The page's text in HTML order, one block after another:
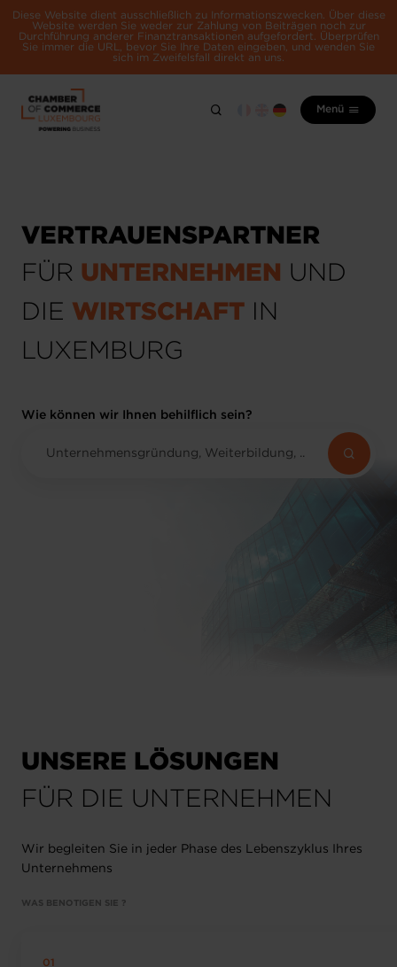
Diese Website dient ausschließlich zu Informationszwecken. Über diese
Website werden Sie weder zur Zahlung von Beiträgen noch zur
Durchführung anderer Finanztransaktionen aufgefordert. Überprüfen
Sie immer die URL, bevor Sie Ihre Daten eingeben, und wenden Sie
sich im Zweifelsfall direkt an uns.
Menü
VERTRAUENSPARTNER
FÜR UNTERNEHMEN UND
DIE WIRTSCHAFT IN
LUXEMBURG
Wie können wir Ihnen behilflich sein?
UNSERE LÖSUNGEN
FÜR DIE UNTERNEHMEN
Wir begleiten Sie in jeder Phase des Lebenszyklus Ihres
Unternehmens
WAS BENÖTIGEN SIE ?